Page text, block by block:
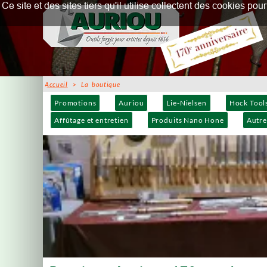
Promotions Auriou Lie-Nielsen Hock
Affûtage et entretien
Produits Nano Hone
Accueil > La boutique
Ce site et des sites tiers qu'il utilise collectent des cookies